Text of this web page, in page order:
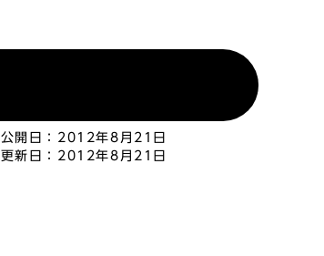
公開日： 2012年8月21日
更新日： 2012年8月21日